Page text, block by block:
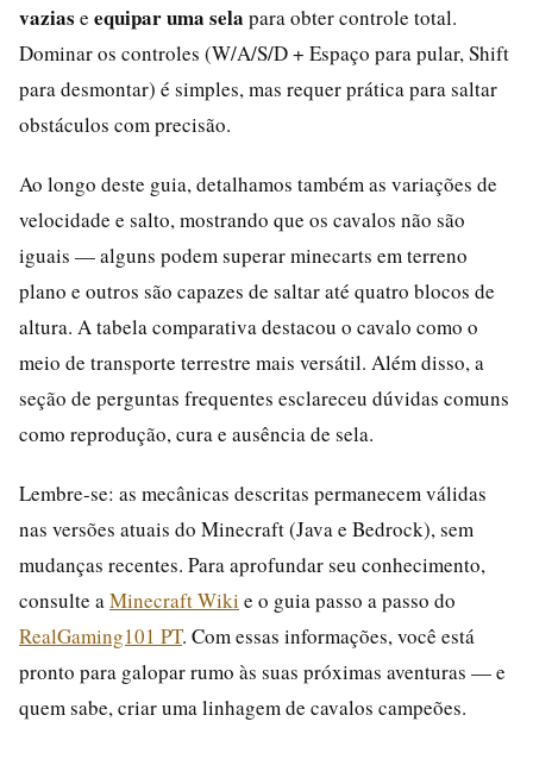
vazias e equipar uma sela para obter controle total.
Dominar os controles (W/A/S/D + Espaço para pular, Shift
para desmontar) é simples, mas requer prática para saltar
obstáculos com precisão.
Ao longo deste guia, detalhamos também as variações de
velocidade e salto, mostrando que os cavalos não são
iguais — alguns podem superar minecarts em terreno
plano e outros são capazes de saltar até quatro blocos de
altura. A tabela comparativa destacou o cavalo como o
meio de transporte terrestre mais versátil. Além disso, a
seção de perguntas frequentes esclareceu dúvidas comuns
como reprodução, cura e ausência de sela.
Lembre-se: as mecânicas descritas permanecem válidas
nas versões atuais do Minecraft (Java e Bedrock), sem
mudanças recentes. Para aprofundar seu conhecimento,
consulte a Minecraft Wiki e o guia passo a passo do
RealGaming101 PT. Com essas informações, você está
pronto para galopar rumo às suas próximas aventuras — e
quem sabe, criar uma linhagem de cavalos campeões.